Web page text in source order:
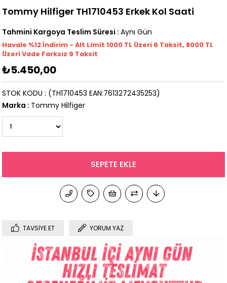
Tommy Hilfiger TH1710453 Erkek Kol Saati
Tahmini Kargoya Teslim Süresi : Aynı Gün
Havale %12 İndirim - Alt Limit 1000 TL Üzeri 6 Taksit, 8000 TL
Üzeri Vade Farksız 9 Taksit
₺5.450,00
(TH1710453 EAN:7613272435253)
STOK KODU
Marka : Tommy Hilfiger
TAVSIYE ET YORUM YAZ